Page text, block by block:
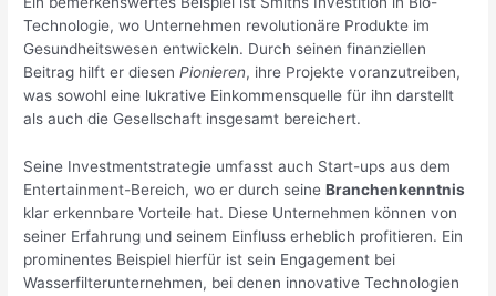
Technologie, wo Unternehmen revolutionäre Produkte im
Gesundheitswesen entwickeln. Durch seinen finanziellen
Beitrag hilft er diesenPionieren, ihre Projekte voranzutreiben,
was sowohl eine lukrative Einkommensquelle für ihn darstellt
als auch die Gesellschaft insgesamt bereichert.
Seine Investmentstrategie umfasst auch Start-ups aus dem
Entertainment-Bereich, wo er durch seineBranchenkenntnis
klar erkennbare Vorteile hat. Diese Unternehmen können von
seiner Erfahrung und seinem Einfluss erheblich profitieren. Ein
prominentes Beispiel hierfür ist sein Engagement bei
Wasserfilterunternehmen, bei denen innovative Technologien